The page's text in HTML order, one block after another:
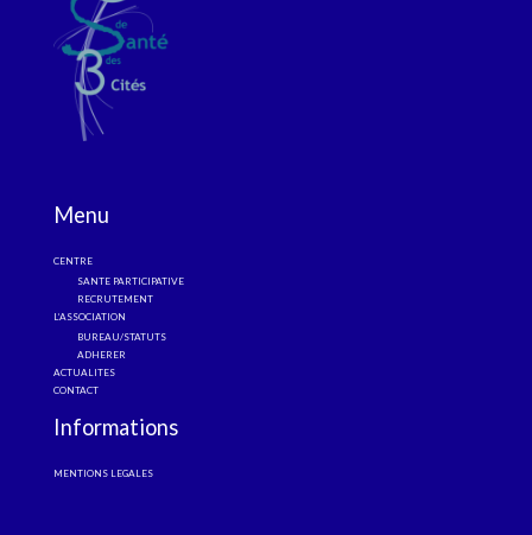
Menu
CENTRE
SANTE PARTICIPATIVE
RECRUTEMENT
L’ASSOCIATION
BUREAU/STATUTS
ADHERER
ACTUALITES
CONTACT
Informations
MENTIONS LEGALES